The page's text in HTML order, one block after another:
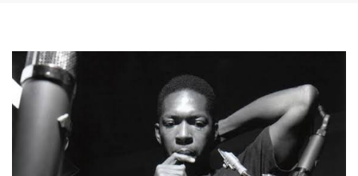
<strong>Free
Jazz</strong>